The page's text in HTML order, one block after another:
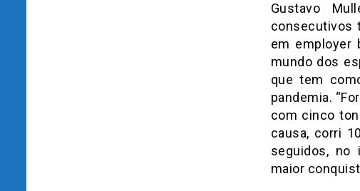
Gustavo
consecutivos
em employer
mundo dos
que tem
pandemia.
com cinco
causa, corri
seguidos, no
maior